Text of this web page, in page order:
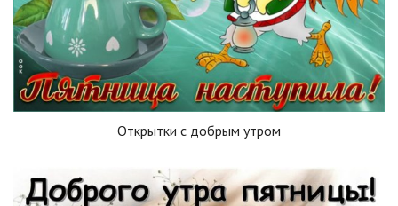
Открытки с добрым утром